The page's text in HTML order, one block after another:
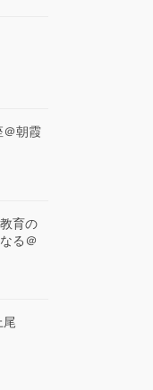
＠朝霞
育の
る＠
尾